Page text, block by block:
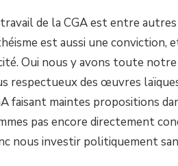
de la CGA est entre
est aussi une conviction,
Oui nous y avons toute
respectueux des œuvres
faisant maintes propositions
pas encore directement
nous investir politiquement